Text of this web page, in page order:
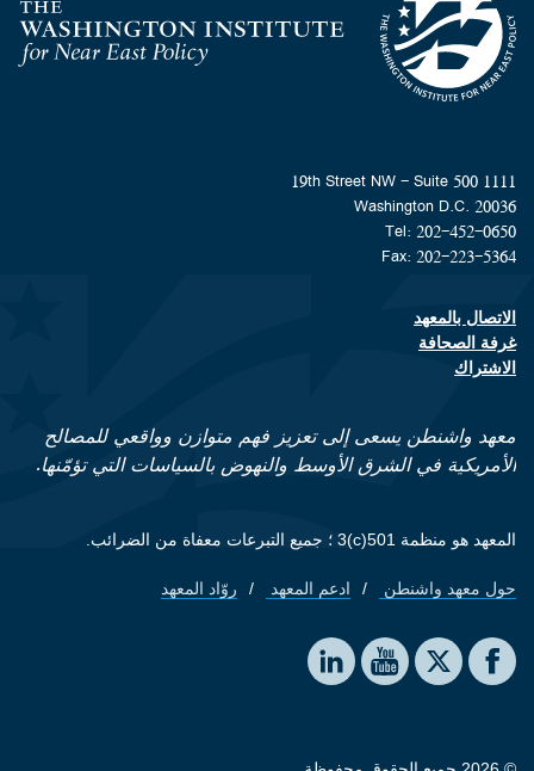
Homepage
1111 19th Street NW - Suite 500
Washington D.C. 20036
Tel: 202-452-0650
Fax: 202-223-5364
Footer contact links
الاتصال بالمعهد
غرفة الصحافة
الاشتراك
معهد واشنطن يسعى إلى تعزيز فهم متوازن وواقعي للمصالح
الأمريكية في الشرق الأوسط والنهوض بالسياسات التي تؤمّنها.
المعهد هو منظمة 501(c)3 ؛ جميع التبرعات معفاة من الضرائب.
Footer quick links
حول معهد واشنطن ادعم المعهد روّاد المعهد
Social media
The Washington Institute on Facebook
The Washington Institute on X
The Washington Institute on YouTube
The Washington Institute on LinkedIn